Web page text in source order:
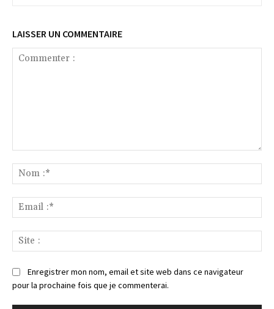
LAISSER UN COMMENTAIRE
:*
:*
:
Enregistrer mon nom, email et site web dans ce navigateur
pour la prochaine fois que je commenterai.